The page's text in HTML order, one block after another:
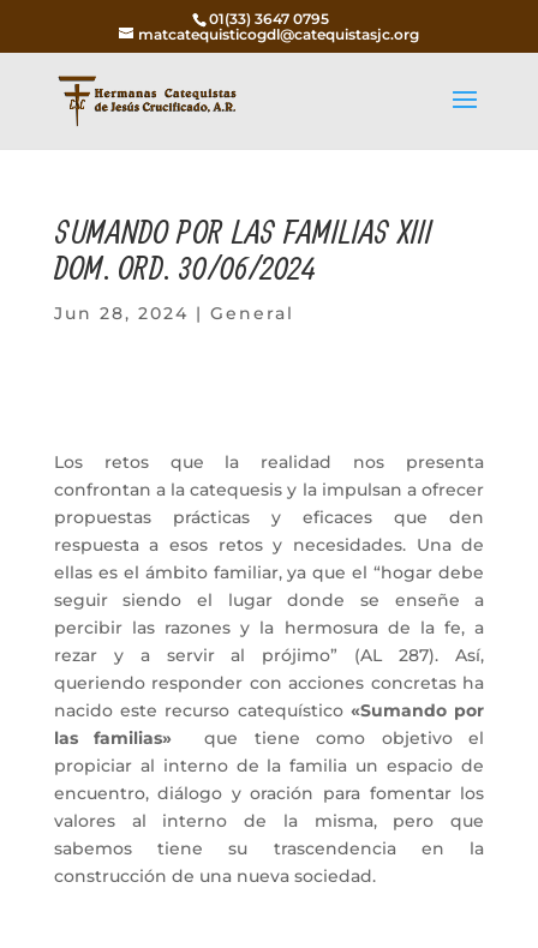
01(33) 3647 0795
matcatequisticogdl@catequistasjc.org
SUMANDO POR LAS FAMILIAS XIII
DOM. ORD. 30/06/2024
Jun 28, 2024 | General
Los retos que la realidad nos presenta
confrontan a la catequesis y la impulsan a ofrecer
propuestas prácticas y eficaces que den
respuesta a esos retos y necesidades. Una de
ellas es el ámbito familiar, ya que el “hogar debe
seguir siendo el lugar donde se enseñe a
percibir las razones y la hermosura de la fe, a
rezar y a servir al prójimo” (AL 287). Así,
queriendo responder con acciones concretas ha
nacido este recurso catequístico «Sumando por
las familias»
que tiene como objetivo el
propiciar al interno de la familia un espacio de
encuentro, diálogo y oración para fomentar los
valores al interno de la misma, pero que
sabemos tiene su trascendencia en la
construcción de una nueva sociedad.